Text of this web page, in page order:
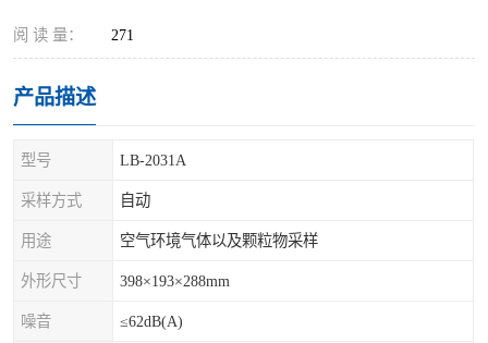
阅 读 量： 271
产品描述
型号 LB-2031A
采样方式 自动
用途 空气环境气体以及颗粒物采样
外形尺寸 398×193×288mm
噪音 ≤62dB(A)